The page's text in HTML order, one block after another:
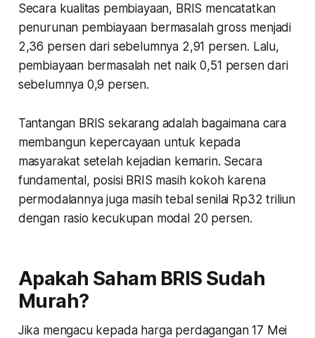
Secara kualitas pembiayaan, BRIS mencatatkan
penurunan pembiayaan bermasalahgross menjadi
2,36 persen dari sebelumnya 2,91 persen. Lalu,
pembiayaan bermasalah netnaik 0,51 persen dari
sebelumnya 0,9 persen.
Tantangan BRIS sekarang adalah bagaimana cara
membangun kepercayaan untuk kepada
masyarakat setelah kejadian kemarin. Secara
fundamental, posisi BRIS masih kokoh karena
permodalannya juga masih tebal senilai Rp32 triliun
dengan rasio kecukupan modal 20 persen.
Apakah Saham BRIS Sudah
Murah?
Jika mengacu kepada harga perdagangan 17 Mei